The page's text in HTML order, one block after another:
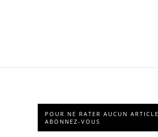
POUR NE RATER AUCUN ARTICLE
ABONNEZ-VOUS